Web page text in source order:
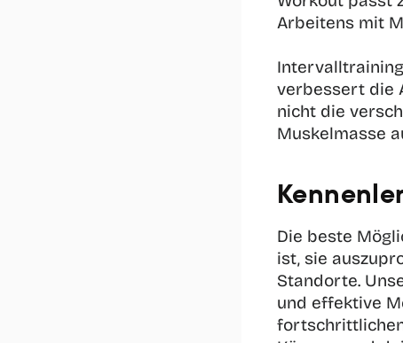
Arbeitens mit
verbessert die
nicht die
Muskelmasse
Die beste
ist, sie
Standorte.
und effektive